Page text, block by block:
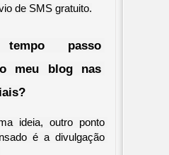
de SMS gratuito.
tempo passo
meu blog nas
ideia, outro ponto
é a divulgação